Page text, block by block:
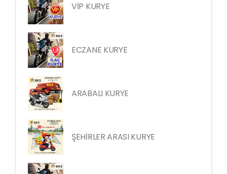
VİP KURYE
ECZANE KURYE
ARABALI KURYE
ŞEHİRLER ARASI KURYE